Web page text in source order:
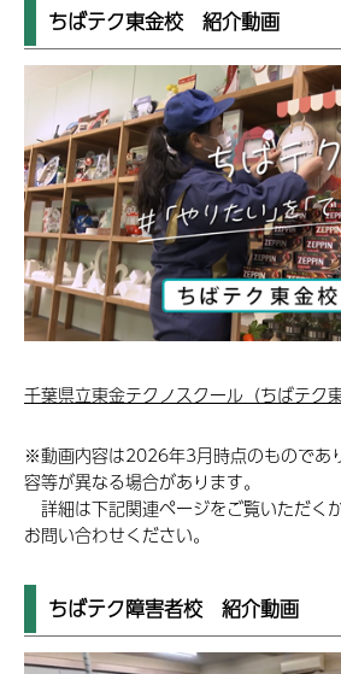
ちばテク東金校 紹介動画
千葉県立東金テクノスクール（ちばテク
※動画内容は2026年3月時点のものであ
容等が異なる場合があります。
詳細は下記関連ページをご覧いただく
お問い合わせください。
ちばテク障害者校 紹介動画